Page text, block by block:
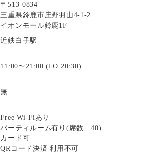
〒513-0834
三重県鈴鹿市庄野羽山4-1-2
イオンモール鈴鹿1F
近鉄白子駅
11:00〜21:00 (LO 20:30)
無
Free Wi-Fiあり
パーティルーム有り(席数 : 40)
カード可
QRコード決済 利用不可